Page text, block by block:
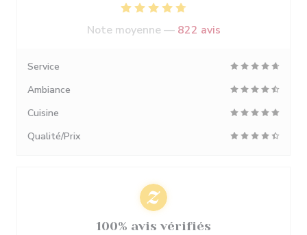
Note moyenne — 822 avis
Service
Ambiance
Cuisine
Qualité/Prix
100% avis vérifiés